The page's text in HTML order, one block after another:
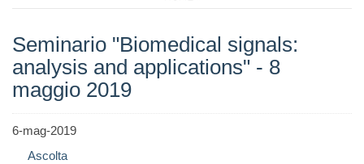
Seminario "Biomedical signals:
analysis and applications" - 8
maggio 2019
6-mag-2019
Ascolta